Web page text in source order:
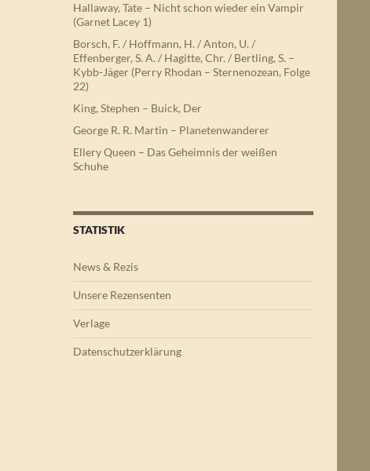
Hallaway, Tate – Nicht schon wieder ein Vampir
(Garnet Lacey 1)
Borsch, F. / Hoffmann, H. / Anton, U. /
Effenberger, S. A. / Hagitte, Chr. / Bertling, S. –
Kybb-Jäger (Perry Rhodan – Sternenozean, Folge
22)
King, Stephen – Buick, Der
George R. R. Martin – Planetenwanderer
Ellery Queen – Das Geheimnis der weißen
Schuhe
STATISTIK
News & Rezis
Unsere Rezensenten
Verlage
Datenschutzerklärung